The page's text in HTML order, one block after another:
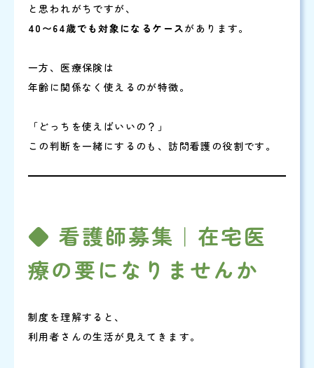
と思われがちですが、
40〜64歳でも対象になるケースがあります。
一方、医療保険は
年齢に関係なく使えるのが特徴。
「どっちを使えばいいの？」
この判断を一緒にするのも、訪問看護の役割です。
◆ 看護師募集｜在宅医
療の要になりませんか
制度を理解すると、
利用者さんの生活が見えてきます。